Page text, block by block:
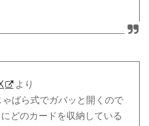
より
ばら式でガバッと開くので
どのカードを収納している